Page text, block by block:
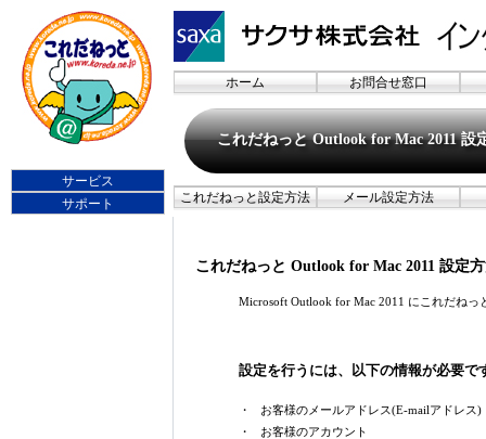
ホーム お問合せ窓口
これだねっと Outlook for Mac 2011 設
これだねっと設定方法 メール設定方法
これだねっと Outlook for Mac 2011 設定
Microsoft Outlook for Mac 2011 にこれだねっ
設定を行うには、以下の情報が必要で
・
お客様のメールアドレス(E-mailアドレス)
・
お客様のアカウント
サービス
サポート